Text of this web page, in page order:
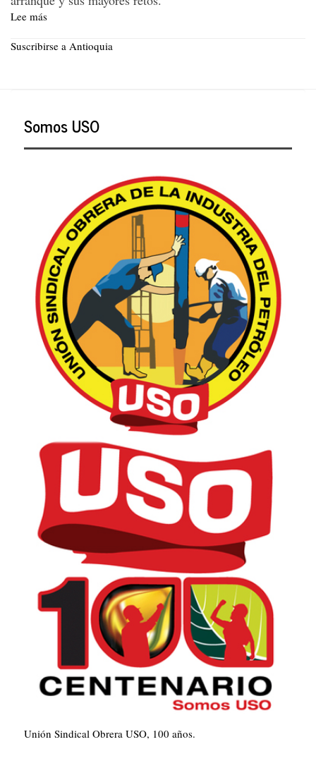
Lee más
Pacto
organiza
Suscribirse a Antioquia
Somos USO
Unión Sindical Obrera USO, 100 años.